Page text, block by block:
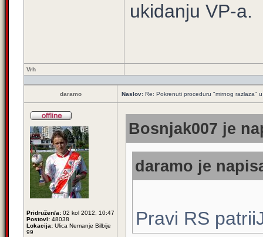
ukidanju VP-a.
Vrh
daramo Naslov: Re: Pokrenuti proceduru "mirnog razlaza"
Pridružen/a: 02 kol 2012, 10:47
Postovi: 48038
Lokacija: Ulica Nemanje Bilbije
99
Bosnjak007 je
daramo je
Pravi RS